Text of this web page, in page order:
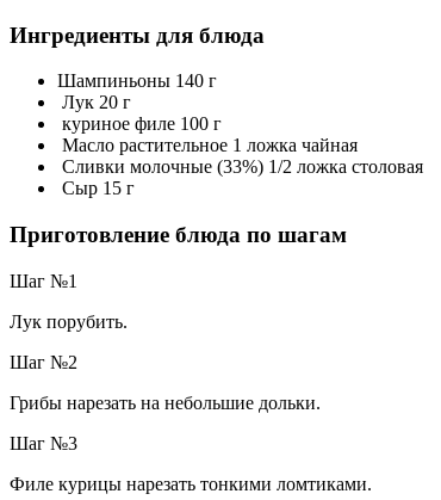
Ингредиенты для блюда
Шампиньоны 140 г
Лук 20 г
куриное филе 100 г
Масло растительное 1 ложка чайная
Сливки молочные (33%) 1/2 ложка столовая
Сыр 15 г
Приготовление блюда по шагам
Шаг №1
Лук порубить.
Шаг №2
Грибы нарезать на небольшие дольки.
Шаг №3
Филе курицы нарезать тонкими ломтиками.